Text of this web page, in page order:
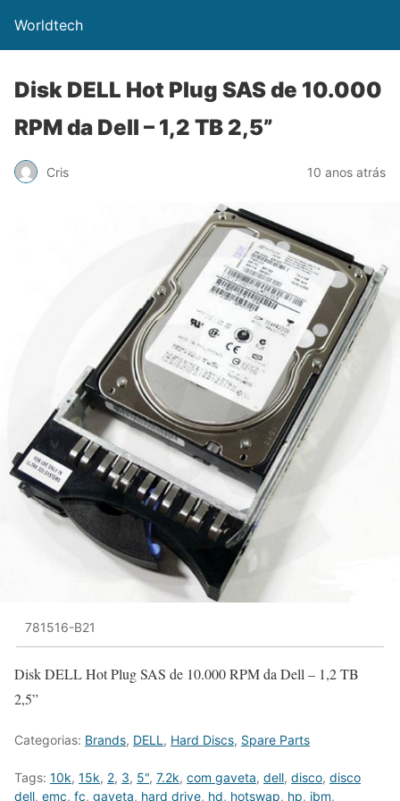
Worldtech
Disk DELL Hot Plug SAS de 10.000
RPM da Dell – 1,2 TB 2,5”
Cris 10 anos atrás
781516-B21
Disk DELL Hot Plug SAS de 10.000 RPM da Dell – 1,2 TB
2,5”
Categorias: Brands, DELL , Hard Discs, Spare Parts
Tags: 10k, 15k, 2, 3, 5", 7.2k, com gaveta, dell, disco, disco
dell, emc, fc, gaveta, hard drive, hd, hotswap, hp, ibm,